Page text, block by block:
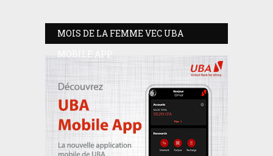
MOIS DE LA FEMME VEC UBA
MOBILE APP